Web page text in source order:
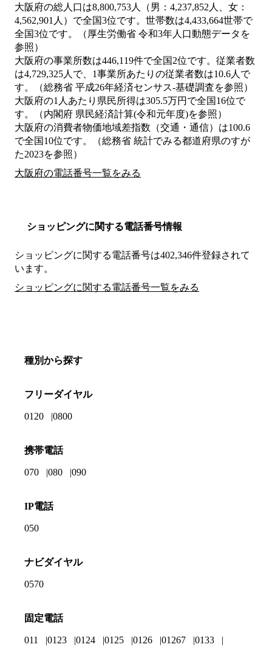
大阪府の総人口は8,800,753人（男：4,237,852人、女：
4,562,901人）で全国3位です。世帯数は4,433,664世帯で
全国3位です。（厚生労働省 令和3年人口動態データを
参照）
大阪府の事業所数は446,119件で全国2位です。従業者数
は4,729,325人で、1事業所あたりの従業者数は10.6人で
す。（総務省 平成26年経済センサス‐基礎調査を参照）
大阪府の1人あたり県民所得は305.5万円で全国16位で
す。（内閣府 県民経済計算(令和元年度)を参照）
大阪府の消費者物価地域差指数（交通・通信）は100.6
で全国10位です。（総務省 統計でみる都道府県のすが
た2023を参照）
大阪府の電話番号一覧をみる
ショッピングに関する電話番号情報
ショッピングに関する電話番号は402,346件登録されて
います。
ショッピングに関する電話番号一覧をみる
種別から探す
フリーダイヤル
0120 0800
携帯電話
070 080 090
IP電話
050
ナビダイヤル
0570
固定電話
011 0123 0124 0125 0126 01267
0133